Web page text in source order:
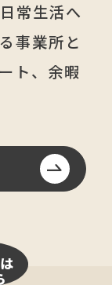
常生活へ
事業所と
ト、余暇